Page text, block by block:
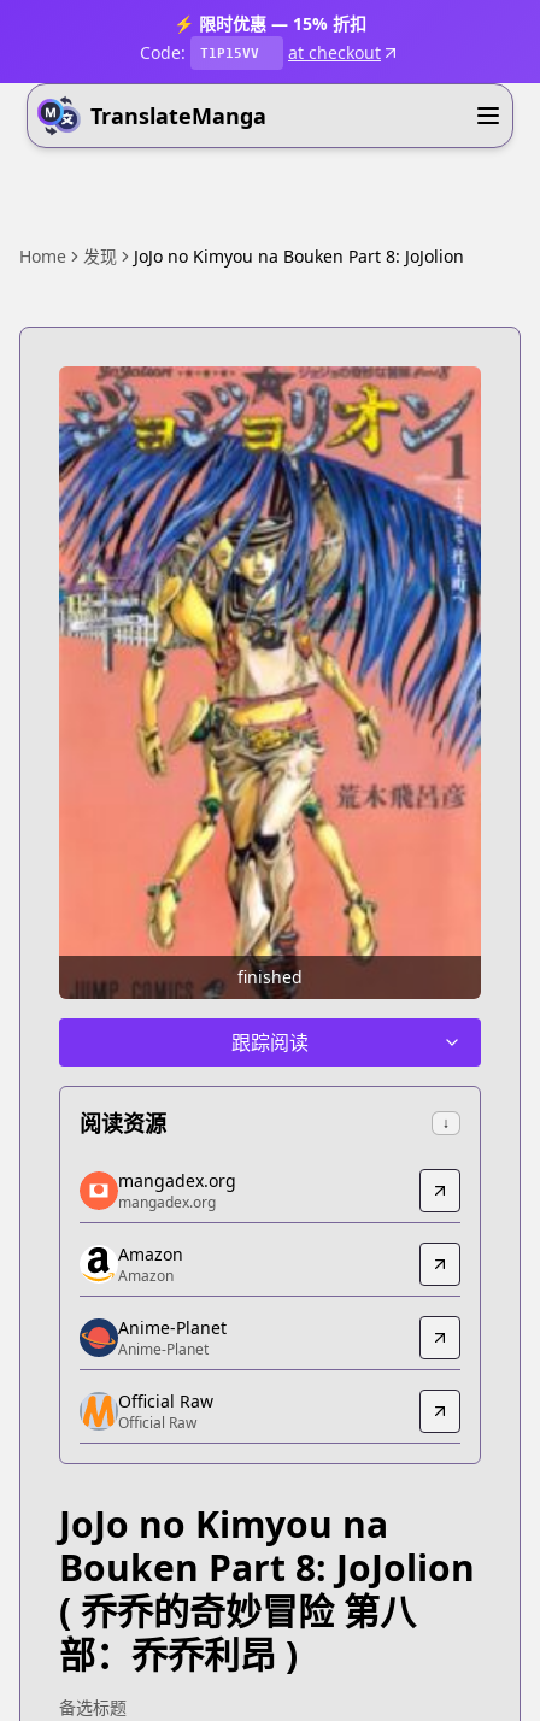
⚡ 限时优惠 — 15% 折扣
Code:
T1P15VV at checkout
TranslateManga
Home 发现 JoJo no Kimyou na Bouken Part 8: JoJolion
finished
跟踪阅读
阅读资源 ↓
mangadex.org
mangadex.org
https://mangadex.org/title/7a9d76c3-42b9-4bcf-
Amazon
Amazon
https://www.amazon.co.jp/gp/product/
Anime-Planet
Anime-Planet
https://www.anime-planet.com/manga/jojos-
Official Raw
Official Raw
MangaUpdates
MangaUpdates
https://www.mangaupdates.com/
Book☆Walker
Book☆Walker
https://bookwalker.jp/series/57279
mangadex.org
mangadex.org
Amazon
Amazon
Anime-Planet
Anime-Planet
Official Raw
Official Raw
JoJo no Kimyou na
Bouken Part 8: JoJolion
( 乔乔的奇妙冒险 第八
部：乔乔利昂 )
备选标题